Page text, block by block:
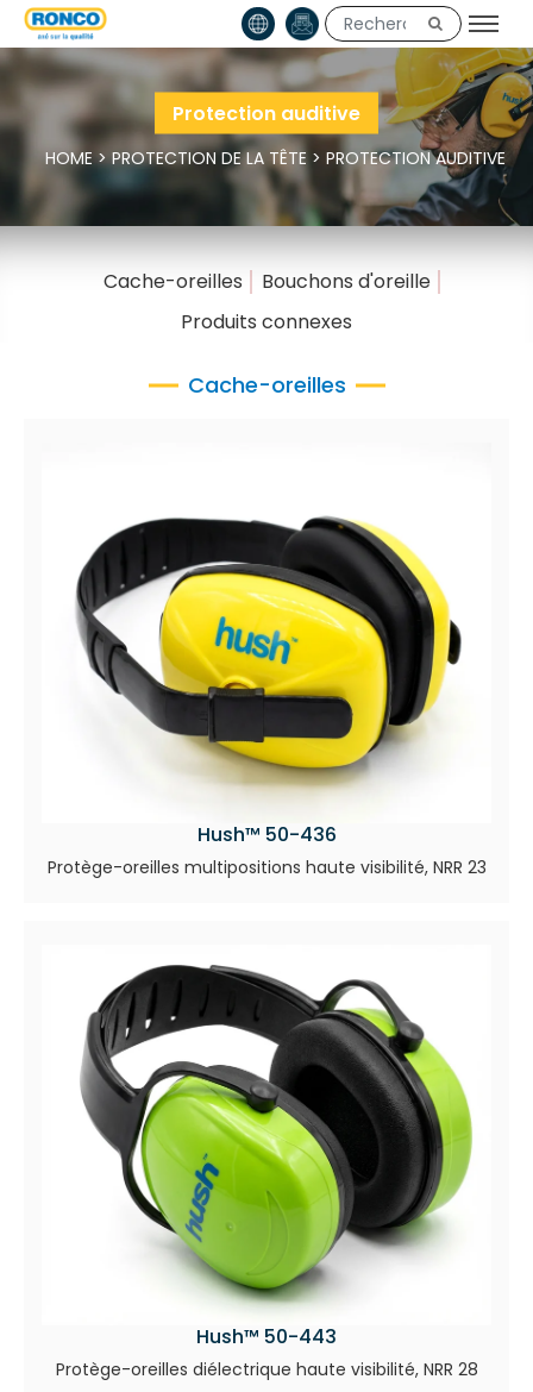
Protection auditive
HOME>PROTECTION DE LA TÊTE > PROTECTION AUDITIVE
Cache-oreilles
Bouchons d'oreille
Produits connexes
Cache-oreilles
Hush™ 50-436
Protège-oreilles multipositions haute visibilité, NRR 23
Hush™ 50-443
Protège-oreilles diélectrique haute visibilité, NRR 28